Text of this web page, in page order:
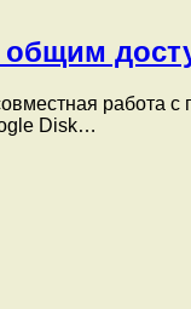
общим
Disk…